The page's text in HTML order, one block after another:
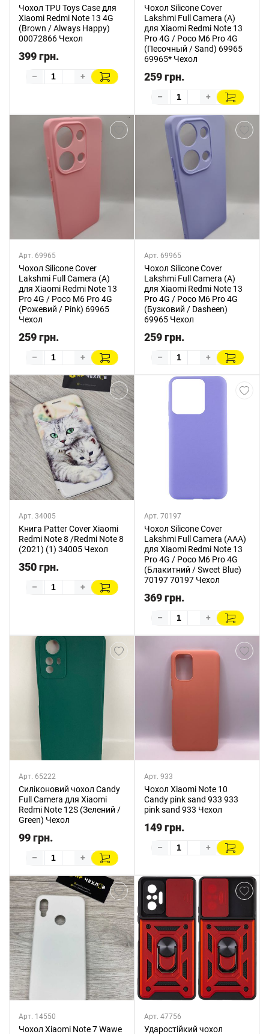
Чохол TPU Toys Case для
Xiaomi Redmi Note 13 4G
(Brown / Always Happy)
00072866 Чехол
399 грн.
– +
Чохол Silicone Cover
Lakshmi Full Camera (A)
для Xiaomi Redmi Note 13
Pro 4G / Poco M6 Pro 4G
(Песочный / Sand) 69965
69965* Чехол
259 грн.
– +
Арт. 69965
Чохол Silicone Cover
Lakshmi Full Camera (A)
для Xiaomi Redmi Note 13
Pro 4G / Poco M6 Pro 4G
(Рожевий / Pink) 69965
Чехол
259 грн.
– +
Арт. 69965
Чохол Silicone Cover
Lakshmi Full Camera (A)
для Xiaomi Redmi Note 13
Pro 4G / Poco M6 Pro 4G
(Бузковий / Dasheen)
69965 Чехол
259 грн.
– +
Арт. 34005
Книга Patter Cover Xiaomi
Redmi Note 8 /Redmi Note 8
(2021) (1) 34005 Чехол
350 грн.
– +
Арт. 70197
Чохол Silicone Cover
Lakshmi Full Camera (AAA)
для Xiaomi Redmi Note 13
Pro 4G / Poco M6 Pro 4G
(Блакитний / Sweet Blue)
70197 70197 Чехол
369 грн.
– +
Арт. 65222
Силіконовий чохол Candy
Full Camera для Xiaomi
Redmi Note 12S (Зелений /
Green) Чехол
99 грн.
– +
Арт. 933
Чохол Xiaomi Note 10
Candy pink sand 933 933
pink sand 933 Чехол
149 грн.
– +
Арт. 14550
Чохол Xiaomi Note 7 Wawe
Арт. 47756
Ударостійкий чохол